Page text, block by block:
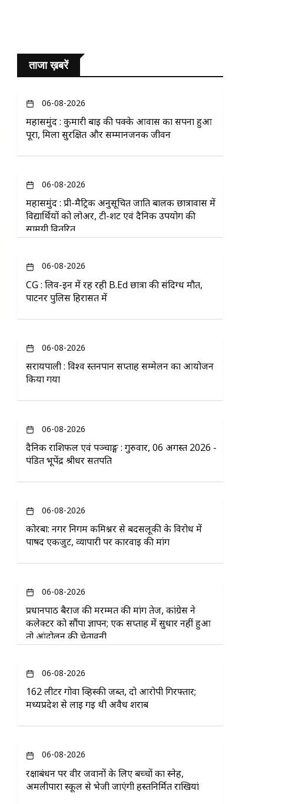
ताजा ख़बरें
06-08-2026
महासमुंद : कुमारी बाई की पक्के आवास का सपना हुआ
पूरा, मिला सुरक्षित और सम्मानजनक जीवन
06-08-2026
महासमुंद : प्री-मैट्रिक अनुसूचित जाति बालक छात्रावास में
विद्यार्थियों को लोअर, टी-शर्ट एवं दैनिक उपयोग की
सामग्री वितरित
06-08-2026
CG : लिव-इन में रह रही B.Ed छात्रा की संदिग्ध मौत,
पार्टनर पुलिस हिरासत में
06-08-2026
सरायपाली : विश्व स्तनपान सप्ताह सम्मेलन का आयोजन
किया गया
06-08-2026
दैनिक राशिफल एवं पञ्चाङ्ग : गुरुवार, 06 अगस्त 2026 -
पंडित भूपेंद्र श्रीधर सतपति
06-08-2026
कोरबा: नगर निगम कमिश्नर से बदसलूकी के विरोध में
पार्षद एकजुट, व्यापारी पर कार्रवाई की मांग
06-08-2026
प्रधानपाठ बैराज की मरम्मत की मांग तेज, कांग्रेस ने
कलेक्टर को सौंपा ज्ञापन; एक सप्ताह में सुधार नहीं हुआ
तो आंदोलन की चेतावनी
06-08-2026
162 लीटर गोवा व्हिस्की जब्त, दो आरोपी गिरफ्तार;
मध्यप्रदेश से लाई गई थी अवैध शराब
06-08-2026
रक्षाबंधन पर वीर जवानों के लिए बच्चों का स्नेह,
अमलीपारा स्कूल से भेजी जाएंगी हस्तनिर्मित राखियां